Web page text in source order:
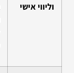
וליווי אישי